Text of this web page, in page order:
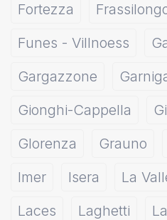
Fortezza
Funes - Villnoess
Gargazzone
Gionghi-Cappella
Glorenza
Grauno
Imer
Isera
La
Laces
Laghetti